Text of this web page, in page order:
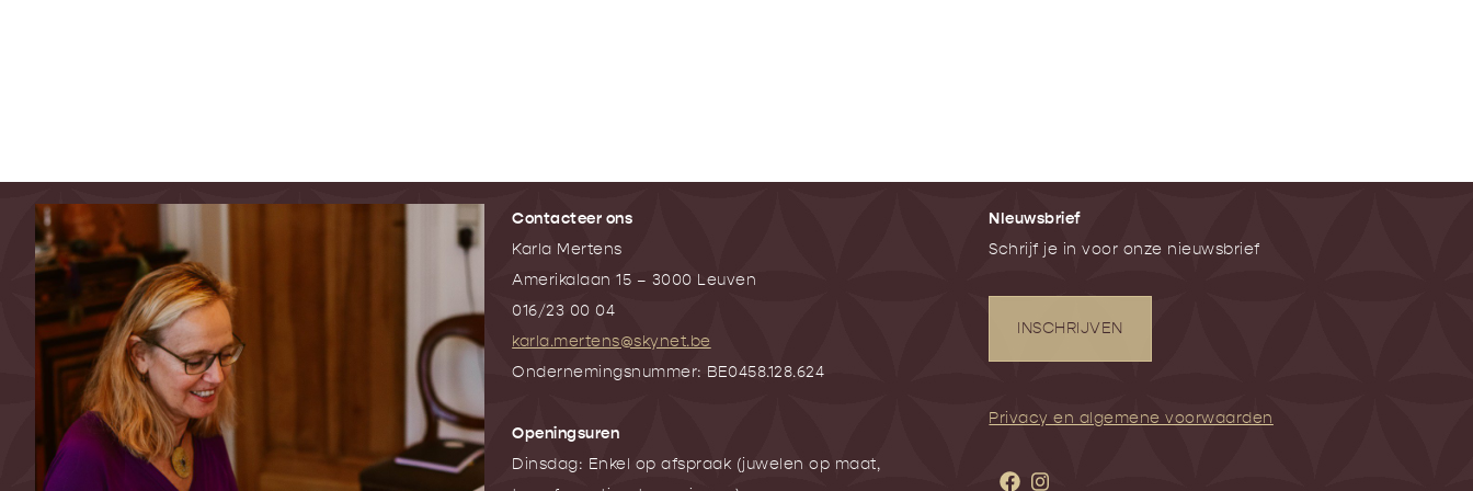
Contacteer ons
Karla Mertens
Amerikalaan 15 – 3000 Leuven
016/23 00 04
karla.mertens@skynet.be
Ondernemingsnummer: BE0458.128.624
Openingsuren
Dinsdag: Enkel op afspraak (juwelen op maat,
NIeuwsbrief
Schrijf je in voor onze nieuwsbrief
INSCHRIJVEN
Privacy en algemene voorwaarden